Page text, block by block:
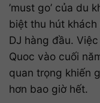
’must go’ của du
biệt thu hút
DJ hàng đầu.
Quoc vào cuối
quan trọng khiến
hơn bao giờ hết.